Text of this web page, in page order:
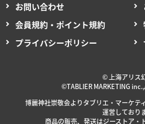
お問い合わせ
会員規約・ポイント規約
プライバシーポリシー
© 上海アリス
©TABLIER MARKETING
博麗神社崇敬会よりタブリエ・マーケテ
運営しており
商品の販売、発送はジーストア・